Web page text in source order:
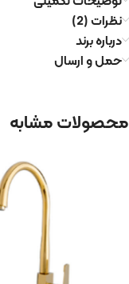
نظرات (2)
درباره برند
حمل و ارسال
محصولات مشابه